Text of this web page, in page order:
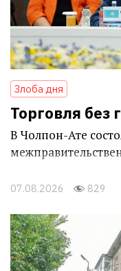
Злоба дня
Торговля без
В Чолпон-Ате
07.08.2026 829